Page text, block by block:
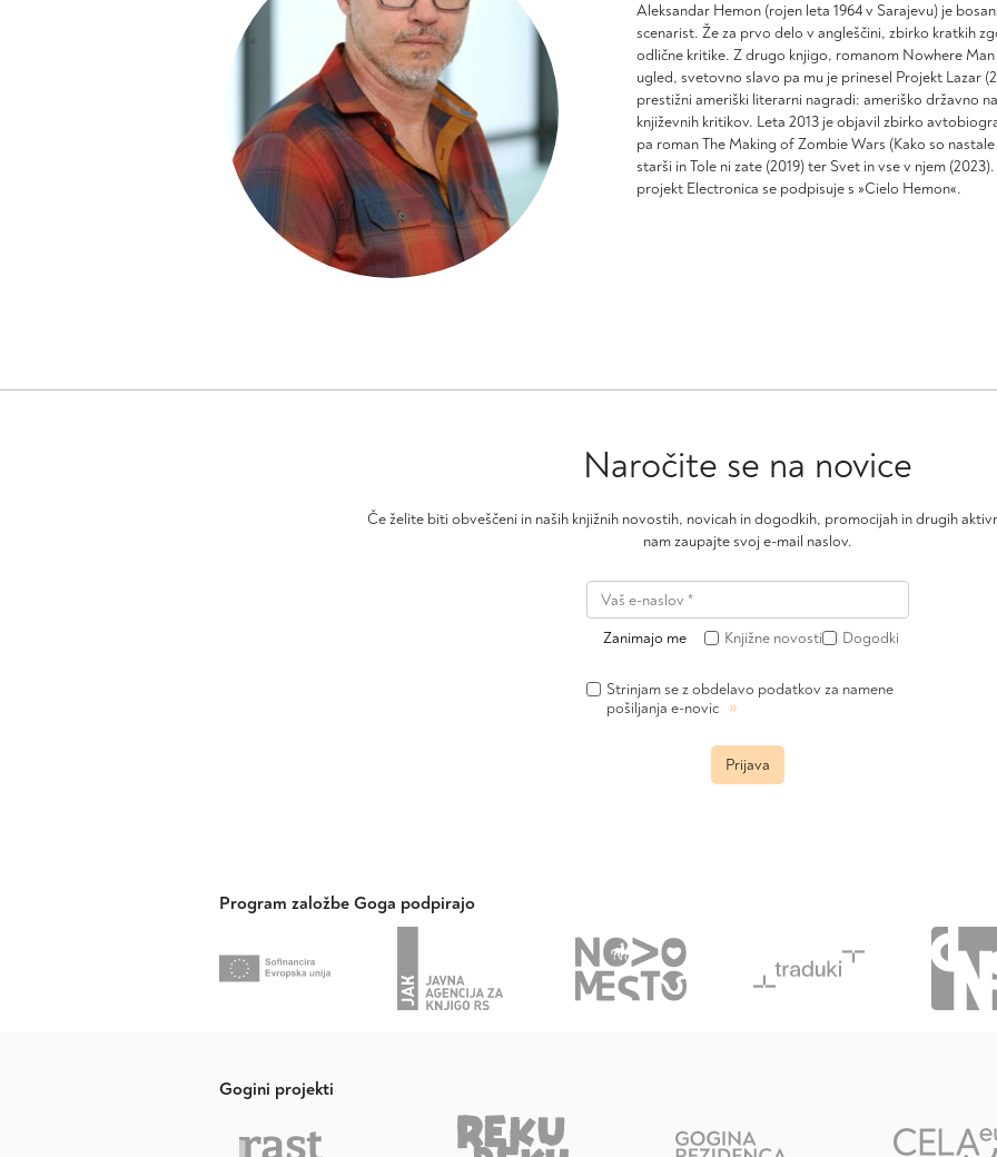
Aleksandar Hemon (rojen leta 1964 v Sarajevu) je
scenarist. Že za prvo delo v angleščini, zbirko kratkih
odlične kritike. Z drugo knjigo, romanom NowhereMan
ugled, svetovno slavo pa mu je prinesel Projekt Lazar
prestižni ameriški literarni nagradi: ameriško državno
književnih kritikov. Leta 2013 je objavil zbirko
pa romanTheMaking ofZombieWars (Kako so
starši inTole ni zate (2019)ter Svet in vse v njem (2023).
projekt Electronica se podpisuje s »Cielo Hemon«.
Naročite se na novice
Če želite biti obveščeni in naših knjižnih novostih, novicah in dogodkih, promocijah in drugih
nam zaupajte svoj e-mail naslov.
Zanimajo me Knjižne novosti Dogodki
Strinjam se z obdelavo podatkov za namene
pošiljanja e-novic »
Prijava
Program založbe Goga podpirajo
Gogini projekti